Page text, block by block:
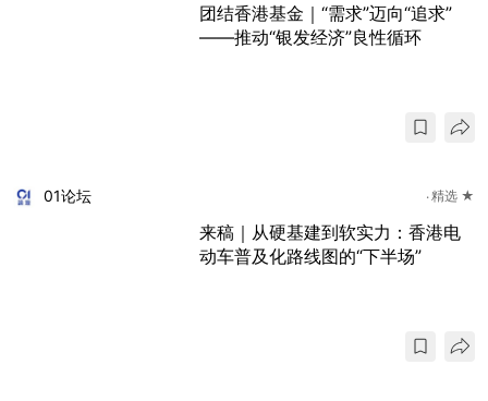
团结香港基金｜“需求”迈向“追求”
——推动“银发经济”良性循环
01论坛 精选 ★
来稿｜从硬基建到软实力：香港电
动车普及化路线图的“下半场”